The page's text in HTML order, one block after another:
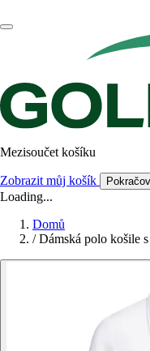
Mezisoučet košíku
Zobrazit můj košík
Loading...
Domů
/ Dámská polo košile